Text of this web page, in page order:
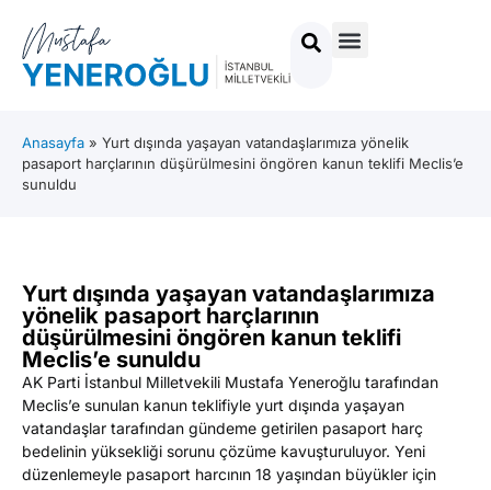
Anasayfa » Yurt dışında yaşayan vatandaşlarımıza yönelik
pasaport harçlarının düşürülmesini öngören kanun teklifi Meclis’e
sunuldu
Yurt dışında yaşayan vatandaşlarımıza
yönelik pasaport harçlarının
düşürülmesini öngören kanun teklifi
Meclis’e sunuldu
AK Parti İstanbul Milletvekili Mustafa Yeneroğlu tarafından
Meclis’e sunulan kanun teklifiyle yurt dışında yaşayan
vatandaşlar tarafından gündeme getirilen pasaport harç
bedelinin yüksekliği sorunu çözüme kavuşturuluyor. Yeni
düzenlemeyle pasaport harcının 18 yaşından büyükler için